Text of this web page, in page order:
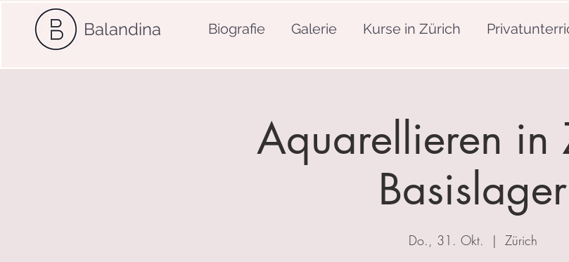
Balandina Biografie Galerie Kurse in Zürich
Aquarellieren in
Basislager
Do., 31. Okt.
  |
Zürich